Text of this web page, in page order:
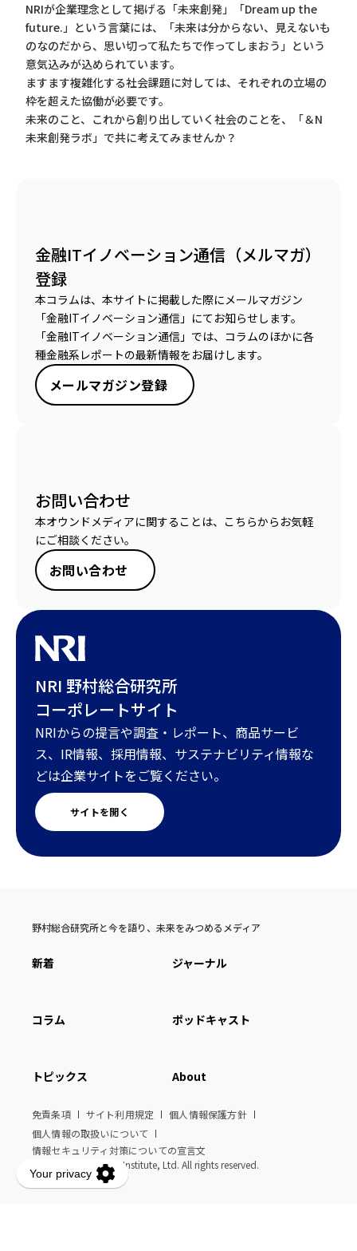
NRIが企業理念として掲げる「未来創発」「Dream up the
future.」という言葉には、「未来は分からない、見えないも
のなのだから、思い切って私たちで作ってしまおう」という
意気込みが込められています。
ますます複雑化する社会課題に対しては、それぞれの立場の
枠を超えた協働が必要です。
未来のこと、これから創り出していく社会のことを、「＆N
未来創発ラボ」で共に考えてみませんか？
金融ITイノベーション通信（メルマガ）
登録
本コラムは、本サイトに掲載した際にメールマガジン
「金融ITイノベーション通信」にてお知らせします。
「金融ITイノベーション通信」では、コラムのほかに各
種金融系レポートの最新情報をお届けします。
メールマガジン登録
お問い合わせ
本オウンドメディアに関することは、こちらからお気軽
にご相談ください。
お問い合わせ
NRI 野村総合研究所
コーポレートサイト
NRIからの提言や調査・レポート、商品サービ
ス、IR情報、採用情報、サステナビリティ情報な
どは企業サイトをご覧ください。
サイトを開く
野村総合研究所と今を語り、未来をみつめるメディア
新着 ジャーナル
コラム ポッドキャスト
トピックス About
免責条項 サイト利用規定
個人情報保護方針
個人情報の取扱いについて
情報セキュリティ対策についての宣言文
© Nomura Research Institute, Ltd. All rights reserved.